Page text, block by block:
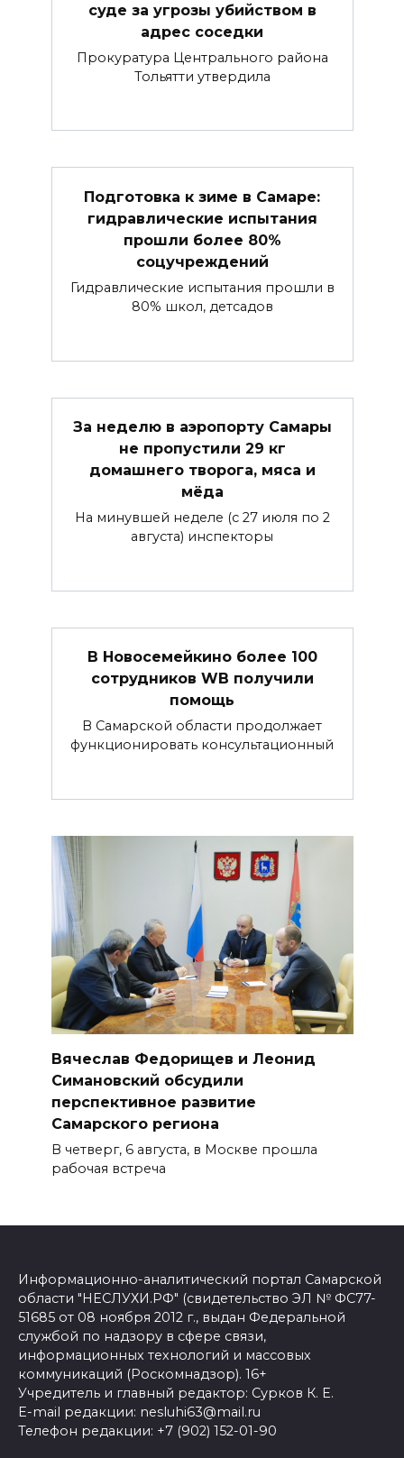
суде за угрозы убийством в
адрес соседки
Прокуратура Центрального района
Тольятти утвердила
Подготовка к зиме в Самаре:
гидравлические испытания
прошли более 80%
соцучреждений
Гидравлические испытания прошли в
80% школ, детсадов
За неделю в аэропорту Самары
не пропустили 29 кг
домашнего творога, мяса и
мёда
На минувшей неделе (с 27 июля по 2
августа) инспекторы
В Новосемейкино более 100
сотрудников WB получили
помощь
В Самарской области продолжает
функционировать консультационный
Вячеслав Федорищев и Леонид
Симановский обсудили
перспективное развитие
Самарского региона
В четверг, 6 августа, в Москве прошла
рабочая встреча
Информационно-аналитический портал Самарской
области "НЕСЛУХИ.РФ" (свидетельство ЭЛ № ФС77-
51685 от 08 ноября 2012 г., выдан Федеральной
службой по надзору в сфере связи,
информационных технологий и массовых
коммуникаций (Роскомнадзор). 16+
Учредитель и главный редактор: Сурков К. Е.
E-mail редакции: nesluhi63@mail.ru
Телефон редакции: +7 (902) 152-01-90